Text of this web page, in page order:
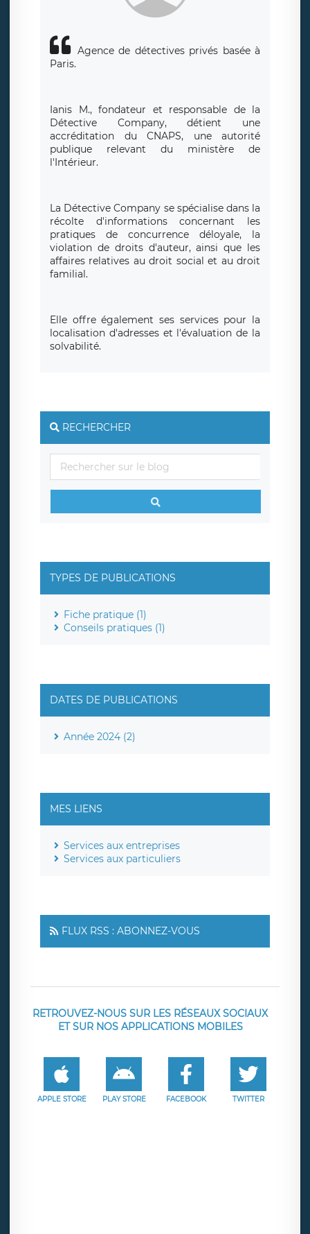
Agence de détectives privés basée à
Paris.
Ianis M., fondateur et responsable de la
Détective Company, détient une
accréditation du CNAPS, une autorité
publique relevant du ministère de
l'Intérieur.
La Détective Company se spécialise dans la
récolte d'informations concernant les
pratiques de concurrence déloyale, la
violation de droits d'auteur, ainsi que les
affaires relatives au droit social et au droit
familial.
Elle offre également ses services pour la
localisation d'adresses et l'évaluation de la
solvabilité.
RECHERCHER
TYPES DE PUBLICATIONS
Fiche pratique (1)
Conseils pratiques (1)
DATES DE PUBLICATIONS
Année 2024 (2)
MES LIENS
Services aux entreprises
Services aux particuliers
FLUX RSS : ABONNEZ-VOUS
RETROUVEZ-NOUS SUR LES RÉSEAUX SOCIAUX
ET SUR NOS APPLICATIONS MOBILES
APPLE STORE PLAY STORE FACEBOOK TWITTER